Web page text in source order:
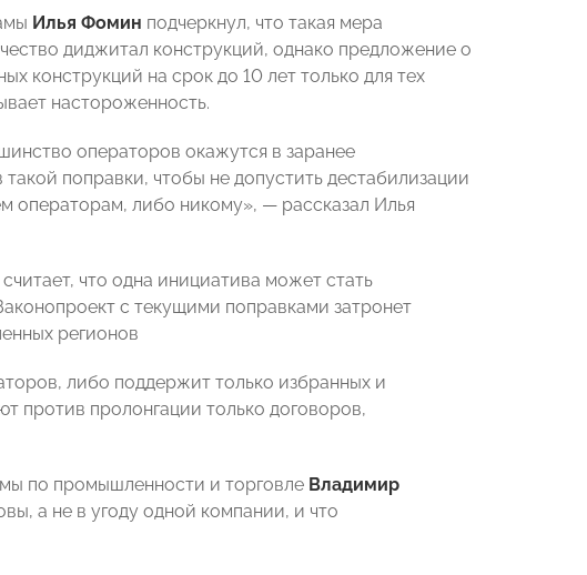
Илья Фомин подчеркнул, что такая мера
диджитал конструкций, однако предложение о
конструкций на срок до 10 лет только для тех
настороженность.
операторов окажутся в заранее
поправки, чтобы не допустить дестабилизации
операторам, либо никому», — рассказал Илья
что одна инициатива может стать
с текущими поправками затронет
регионов
либо поддержит только избранных и
против пролонгации только договоров,
по промышленности и торговле Владимир
а не в угоду одной компании, и что